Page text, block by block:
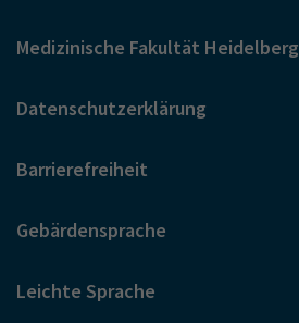
Medizinische Fakultät Heidelberg
Datenschutzerklärung
Barrierefreiheit
Gebärdensprache
Leichte Sprache